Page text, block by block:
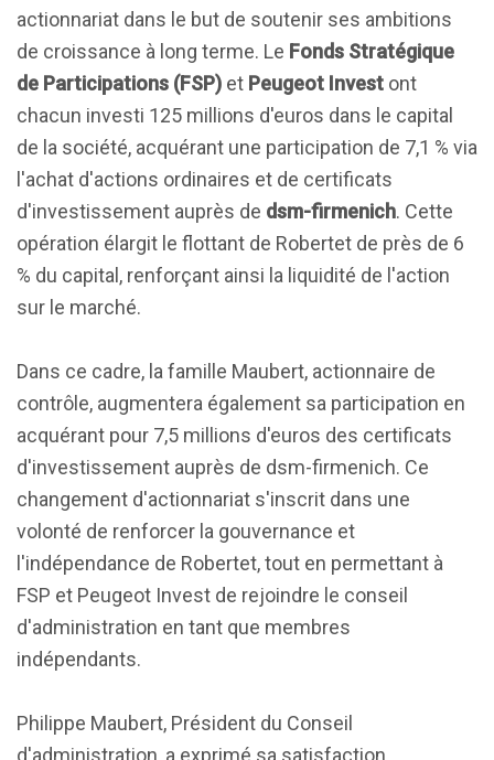
actionnariat dans le but de soutenir ses ambitions
de croissance à long terme. Le Fonds Stratégique
de Participations (FSP) et Peugeot Invest ont
chacun investi 125 millions d'euros dans le capital
de la société, acquérant une participation de 7,1 % via
l'achat d'actions ordinaires et de certificats
d'investissement auprès de dsm-firmenich. Cette
opération élargit le flottant de Robertet de près de 6
% du capital, renforçant ainsi la liquidité de l'action
sur le marché.
Dans ce cadre, la famille Maubert, actionnaire de
contrôle, augmentera également sa participation en
acquérant pour 7,5 millions d'euros des certificats
d'investissement auprès de dsm-firmenich. Ce
changement d'actionnariat s'inscrit dans une
volonté de renforcer la gouvernance et
l'indépendance de Robertet, tout en permettant à
FSP et Peugeot Invest de rejoindre le conseil
d'administration en tant que membres
indépendants.
Philippe Maubert, Président du Conseil
d'administration, a exprimé sa satisfaction